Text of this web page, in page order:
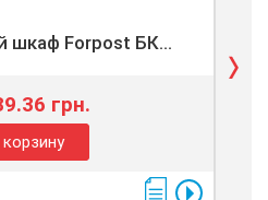
шкаф Forpost БК...
грн.